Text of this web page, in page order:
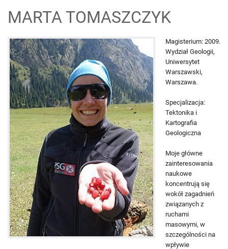
STRONA GŁÓWNA
MODELE
PUBLIKACJE
POBIERZ
DLA UCZNIÓW
KONTAKT
MARTA TOMASZCZYK
Magisterium: 2009.
Wydział Geologii,
Uniwersytet
Warszawski,
Warszawa.
Specjalizacja:
Tektonika i
Kartografia
Geologiczna
Moje główne
zainteresowania
naukowe
koncentrują się
wokół zagadnień
związanych z
ruchami
masowymi, w
szczególności na
wpływie